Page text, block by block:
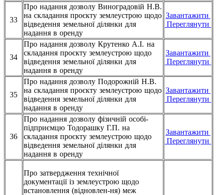
33
Про надання дозволу Виноградовій Н.В.
на складання проєкту землеустрою щодо
відведення земельної ділянки для
надання в оренду
Завантажити
Переглянути
34
Про надання дозволу Крутенко А.І. на
складання проєкту землеустрою щодо
відведення земельної ділянки для
надання в оренду
Завантажити
Переглянути
35
Про надання дозволу Подорожній Н.В.
на складання проєкту землеустрою щодо
відведення земельної ділянки для
надання в оренду
Завантажити
Переглянути
36
Про надання дозволу фізичній особі-
підприємцю Тодорашку Г.П. на
складання проєкту землеустрою щодо
відведення земельної ділянки для
надання в оренду
Завантажити
Переглянути
Про затвердження технічної
документації із землеустрою щодо
встановлення (відновлен-ня) меж